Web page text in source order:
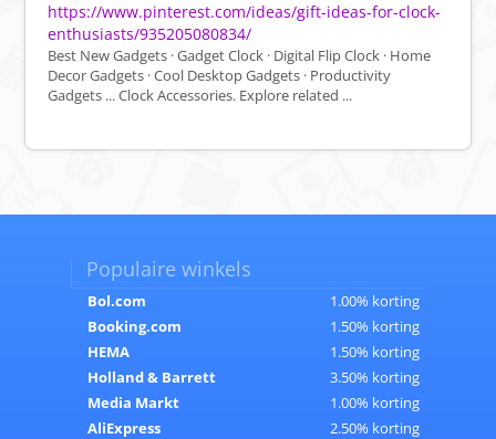
https://www.pinterest.com/ideas/gift-ideas-for-clock-
enthusiasts/935205080834/
Best New Gadgets · Gadget Clock · Digital Flip Clock · Home
Decor Gadgets · Cool Desktop Gadgets · Productivity
Gadgets ... Clock Accessories. Explore related ...
Populaire winkels
Bol.com
1.00% korting
Booking.com
1.50% korting
HEMA
1.50% korting
Holland & Barrett
3.50% korting
Media Markt
1.00% korting
AliExpress
2.50% korting